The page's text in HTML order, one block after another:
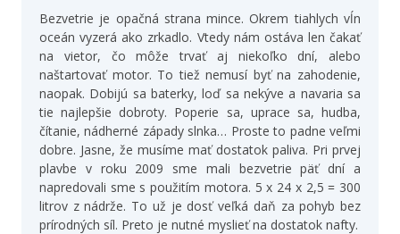
Bezvetrie je opačná strana mince. Okrem tiahlych vĺn
oceán vyzerá ako zrkadlo. Vtedy nám ostáva len čakať
na vietor, čo môže trvať aj niekoľko dní, alebo
naštartovať motor. To tiež nemusí byť na zahodenie,
naopak. Dobijú sa baterky, loď sa nekýve a navaria sa
tie najlepšie dobroty. Poperie sa, uprace sa, hudba,
čítanie, nádherné západy slnka… Proste to padne veľmi
dobre. Jasne, že musíme mať dostatok paliva. Pri prvej
plavbe v roku 2009 sme mali bezvetrie päť dní a
napredovali sme s použitím motora. 5 x 24 x 2,5 = 300
litrov z nádrže. To už je dosť veľká daň za pohyb bez
prírodných síl. Preto je nutné myslieť na dostatok nafty.